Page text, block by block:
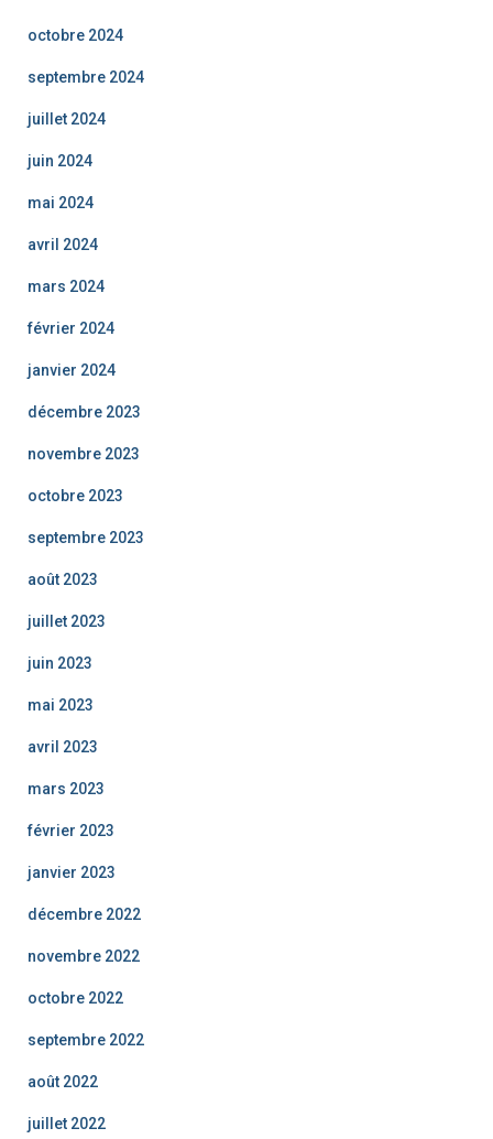
octobre 2024
septembre 2024
juillet 2024
juin 2024
mai 2024
avril 2024
mars 2024
février 2024
janvier 2024
décembre 2023
novembre 2023
octobre 2023
septembre 2023
août 2023
juillet 2023
juin 2023
mai 2023
avril 2023
mars 2023
février 2023
janvier 2023
décembre 2022
novembre 2022
octobre 2022
septembre 2022
août 2022
juillet 2022